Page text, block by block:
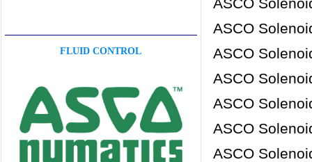
FLUID CONTROL
ASCO
ASCO
ASCO
ASCO
ASCO
ASCO